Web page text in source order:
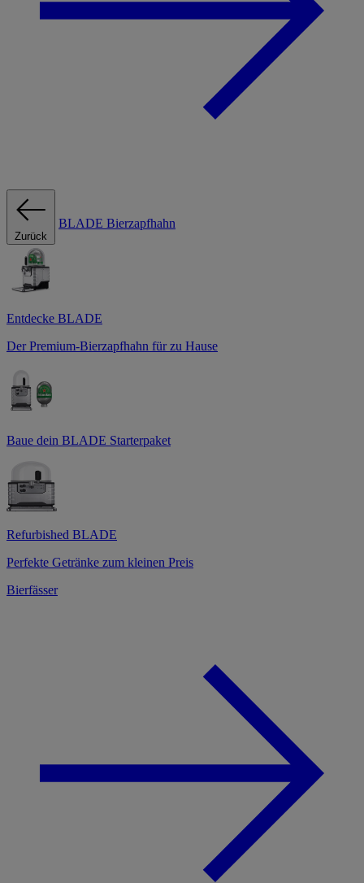
Zurück
BLADE Bierzapfhahn
Entdecke BLADE
Der Premium-Bierzapfhahn für zu Hause
Baue dein BLADE Starterpaket
Refurbished BLADE
Perfekte Getränke zum kleinen Preis
Bierfässer